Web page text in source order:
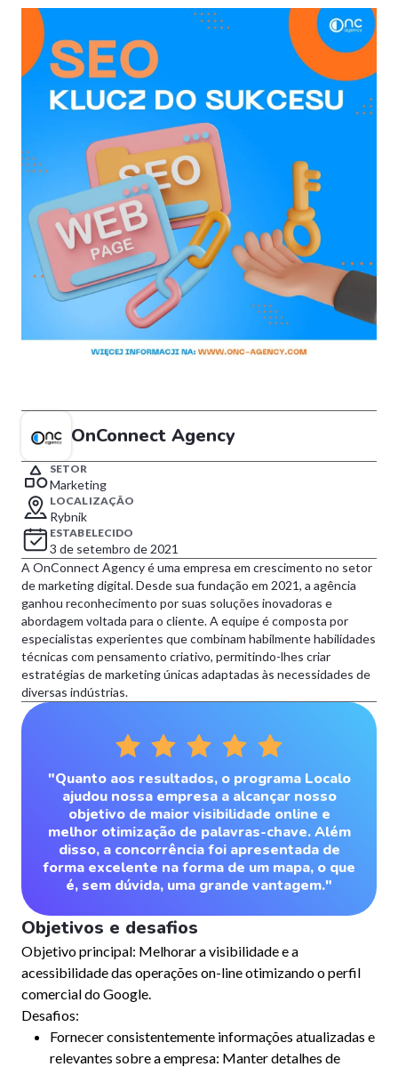
OnConnect Agency
SETOR
Marketing
LOCALIZAÇÃO
Rybnik
ESTABELECIDO
3 de setembro de 2021
A OnConnect Agency é uma empresa em crescimento no setor
de marketing digital. Desde sua fundação em 2021, a agência
ganhou reconhecimento por suas soluções inovadoras e
abordagem voltada para o cliente. A equipe é composta por
especialistas experientes que combinam habilmente habilidades
técnicas com pensamento criativo, permitindo-lhes criar
estratégias de marketing únicas adaptadas às necessidades de
diversas indústrias.
"Quanto aos resultados, o programa Localo
ajudou nossa empresa a alcançar nosso
objetivo de maior visibilidade online e
melhor otimização de palavras-chave. Além
disso, a concorrência foi apresentada de
forma excelente na forma de um mapa, o que
é, sem dúvida, uma grande vantagem."
Objetivos e desafios
Objetivo principal: Melhorar a visibilidade e a
acessibilidade das operações on-line otimizando o perfil
comercial do Google.
Desafios:
Fornecer consistentemente informações atualizadas e
relevantes sobre a empresa: Manter detalhes de